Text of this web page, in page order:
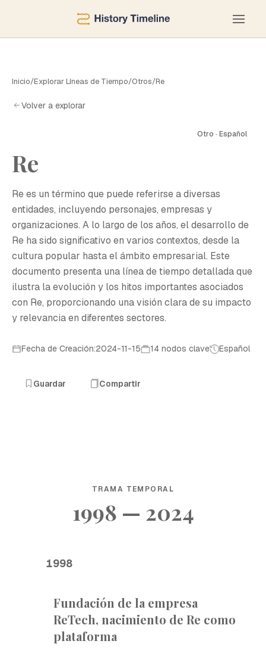
Inicio/Explorar Líneas de Tiempo/Otros/Re
Volver a explorar
Otro · Español
Re
Re es un término que puede referirse a diversas
entidades, incluyendo personajes, empresas y
organizaciones. A lo largo de los años, el desarrollo de
Re ha sido significativo en varios contextos, desde la
cultura popular hasta el ámbito empresarial. Este
documento presenta una línea de tiempo detallada que
ilustra la evolución y los hitos importantes asociados
con Re, proporcionando una visión clara de su impacto
y relevancia en diferentes sectores.
Fecha de Creación:2024-11-15 14 nodos clave Español
Guardar Compartir
TRAMA TEMPORAL
1998 — 2024
1998
Fundación de la empresa
ReTech, nacimiento de Re como
plataforma